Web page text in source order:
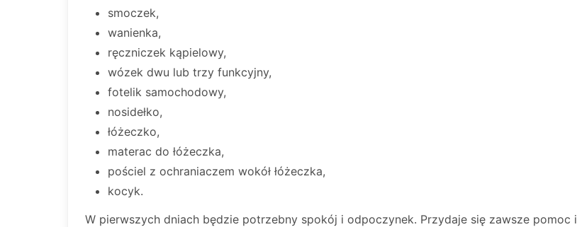
smoczek,
wanienka,
ręczniczek kąpielowy,
wózek dwu lub trzy funkcyjny,
fotelik samochodowy,
nosidełko,
łóżeczko,
materac do łóżeczka,
pościel z ochraniaczem wokół łóżeczka,
kocyk.
W pierwszych dniach będzie potrzebny spokój i odpoczynek. Przydaje się zawsze pomoc i